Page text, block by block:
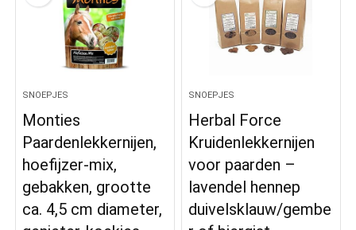
SNOEPJES
Monties
Paardenlekkernijen,
hoefijzer-mix,
gebakken, grootte
ca. 4,5 cm diameter,
SNOEPJES
Herbal Force
Kruidenlekkernijen
voor paarden –
lavendel hennep
duivelsklauw/gembe